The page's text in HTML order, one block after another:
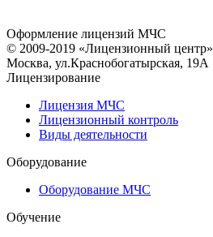
Оформление лицензий МЧС
© 2009-2019 «Лицензионный центр»
Москва, ул.Краснобогатырская, 19А
Лицензирование
Лицензия МЧС
Лицензионный контроль
Виды деятельности
Оборудование
Оборудование МЧС
Обучение